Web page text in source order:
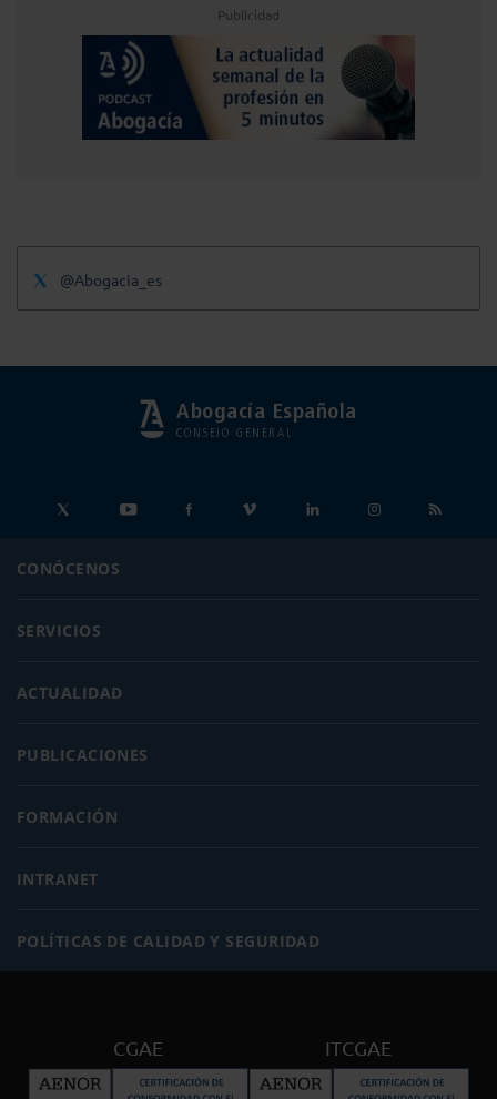
Publicidad
@Abogacia_es
Abogacía Española
CONSEJO GENERAL
CONÓCENOS
SERVICIOS
ACTUALIDAD
PUBLICACIONES
FORMACIÓN
INTRANET
POLÍTICAS DE CALIDAD Y SEGURIDAD
CGAE ITCGAE